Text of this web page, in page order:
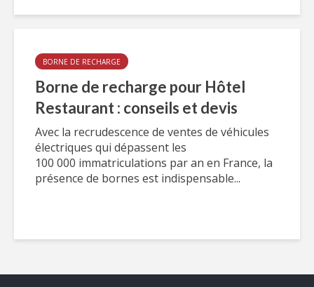
BORNE DE RECHARGE
Borne de recharge pour Hôtel
Restaurant : conseils et devis
Avec la recrudescence de ventes de véhicules
électriques qui dépassent les
100 000 immatriculations par an en France, la
présence de bornes est indispensable...